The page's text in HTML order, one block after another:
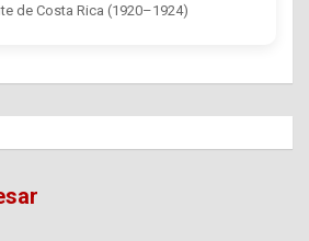
de Costa Rica (1920–1924)